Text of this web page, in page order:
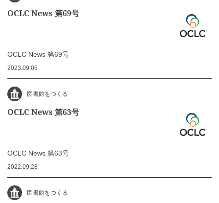
OCLC News 第69号
OCLC News 第69号
2023.09.05
図書館をつくる
OCLC News 第63号
OCLC News 第63号
2022.09.28
図書館をつくる